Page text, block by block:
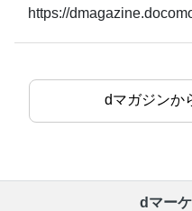
https://
dマガジンか
dマー